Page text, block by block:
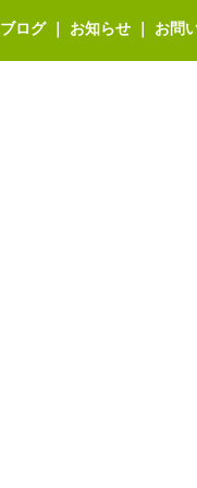
ブログ｜ お知らせ お問